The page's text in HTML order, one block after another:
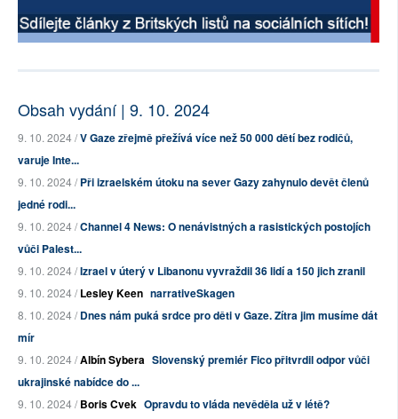
Obsah vydání | 9. 10. 2024
9. 10. 2024 /V Gaze zřejmě přežívá více než 50 000 dětí bez rodičů,
varuje Inte...
9. 10. 2024 /Při izraelském útoku na sever Gazy zahynulo devět členů
jedné rodi...
9. 10. 2024 /Channel 4 News: O nenávistných a rasistických postojích
vůči Palest...
9. 10. 2024 /Izrael v úterý v Libanonu vyvraždil 36 lidí a 150 jich zranil
9. 10. 2024 /Lesley Keen narrativeSkagen
8. 10. 2024 /Dnes nám puká srdce pro děti v Gaze. Zítra jim musíme dát
mír
9. 10. 2024 /Albín Sybera Slovenský premiér Fico přitvrdil odpor vůči
ukrajinské nabídce do ...
9. 10. 2024 /Boris Cvek Opravdu to vláda nevěděla už v létě?